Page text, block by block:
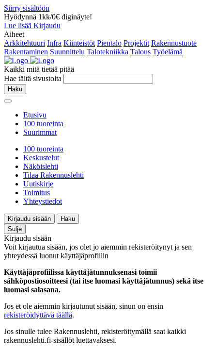
Siirry sisältöön
Hyödynnä 1kk/0€ diginäyte!
Lue lisää Kirjaudu
Aiheet
Arkkitehtuuri Infra Kiinteistöt Pientalo Projektit Rakennustuote
Rakentaminen Suunnittelu Talotekniikka Talous Työelämä
Kaikki mitä tietää pitää
Hae tältä sivustolta
Haku
Etusivu
100 tuoreinta
Suurimmat
100 tuoreinta
Keskustelut
Näköislehti
Tilaa Rakennuslehti
Uutiskirje
Toimitus
Yhteystiedot
Kirjaudu sisään
Haku
Sulje
Kirjaudu sisään
Voit kirjautua sisään, jos olet jo aiemmin rekisteröitynyt ja sen
yhteydessä luonut käyttäjäprofiilin
Käyttäjäprofiilissa käyttäjätunnuksenasi toimii
sähköpostiosoitteesi (tai itse luomasi käyttäjätunnus) sekä itse
luomasi salasana.
Jos et ole aiemmin kirjautunut sisään, sinun on ensin
rekisteröidyttävä täällä.
Jos sinulle tulee Rakennuslehti, rekisteröitymällä saat kaikki
rakennuslehti.fi-sisällöt luettavaksesi.